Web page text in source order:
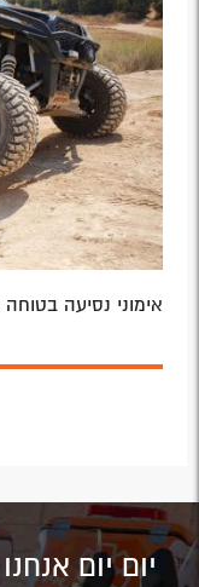
אימוני נסיעה
יום יום